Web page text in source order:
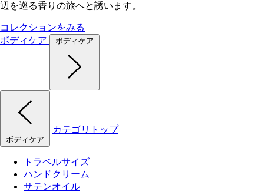
辺を巡る香りの旅へと誘います。
コレクションをみる
ボディケア
ボディケア
ボディケア
カテゴリトップ
トラベルサイズ
ハンドクリーム
サテンオイル